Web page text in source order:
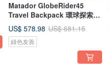
Matador GlobeRider45
Travel Backpack 環球探索壯
遊背包45L
US$ 578.98 US$ 681.15
綠色友善